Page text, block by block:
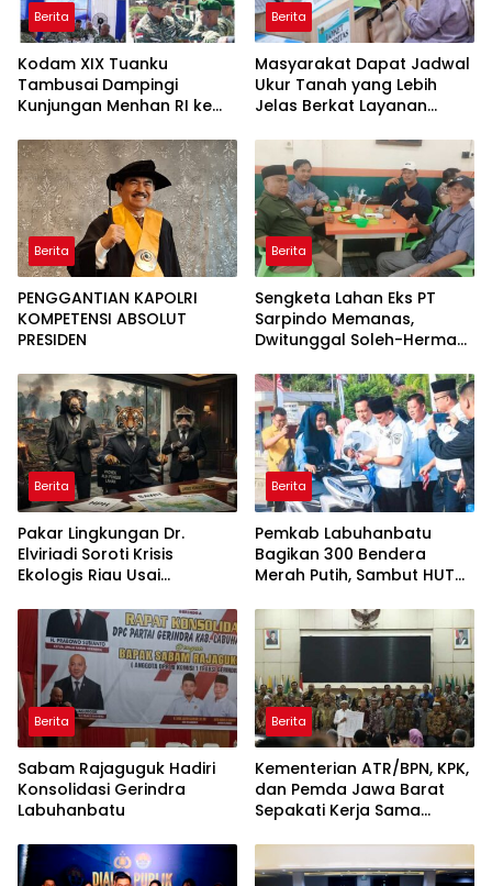
Berita
Kodam XIX Tuanku
Tambusai Dampingi
Kunjungan Menhan RI ke
Perkuat Pembangunan
Satuan
Berita
Masyarakat Dapat Jadwal
Ukur Tanah yang Lebih
Jelas Berkat Layanan
Berita
PENGGANTIAN KAPOLRI
KOMPETENSI ABSOLUT
PRESIDEN
Berita
Sengketa Lahan Eks PT
Sarpindo Memanas,
Dwitunggal Soleh-Herman
ke Pulau Rupat
Berita
Pakar Lingkungan Dr.
Elviriadi Soroti Krisis
Ekologis Riau Usai
Monyet, Harimau, dan
Beruang Terhadap Warga
Berita
Pemkab Labuhanbatu
Bagikan 300 Bendera
Merah Putih, Sambut HUT
Berita
Sabam Rajaguguk Hadiri
Konsolidasi Gerindra
Labuhanbatu
Berita
Kementerian ATR/BPN, KPK,
dan Pemda Jawa Barat
Sepakati Kerja Sama
Korupsi serta Penguatan
Ekonomi Daerah